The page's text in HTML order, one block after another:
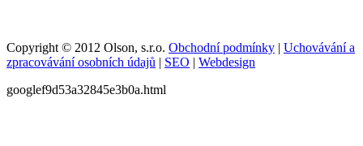
Copyright © 2012 Olson, s.r.o. Obchodní podmínky | Uchovávání a
zpracovávání osobních údajů | SEO | Webdesign
googlef9d53a32845e3b0a.html